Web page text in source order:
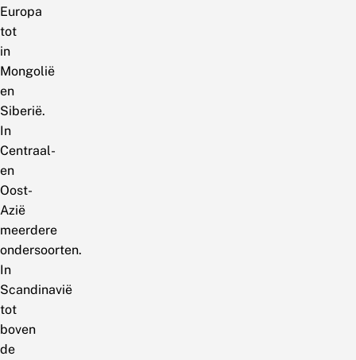
Europa
tot
in
Mongolië
en
Siberië.
In
Centraal-
en
Oost-
Azië
meerdere
ondersoorten.
In
Scandinavië
tot
boven
de